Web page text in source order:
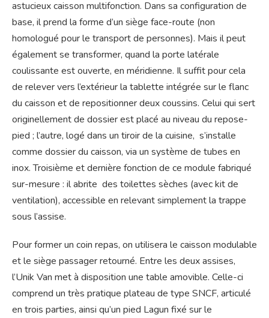
astucieux caisson multifonction. Dans sa configuration de
base, il prend la forme d’un siège face-route (non
homologué pour le transport de personnes). Mais il peut
également se transformer, quand la porte latérale
coulissante est ouverte, en méridienne. Il suffit pour cela
de relever vers l’extérieur la tablette intégrée sur le flanc
du caisson et de repositionner deux coussins. Celui qui sert
originellement de dossier est placé au niveau du repose-
pied ; l’autre, logé dans un tiroir de la cuisine, s’installe
comme dossier du caisson, via un système de tubes en
inox. Troisième et dernière fonction de ce module fabriqué
sur-mesure : il abrite des toilettes sèches (avec kit de
ventilation), accessible en relevant simplement la trappe
sous l’assise.
Pour former un coin repas, on utilisera le caisson modulable
et le siège passager retourné. Entre les deux assises,
l’Unik Van met à disposition une table amovible. Celle-ci
comprend un très pratique plateau de type SNCF, articulé
en trois parties, ainsi qu’un pied Lagun fixé sur le